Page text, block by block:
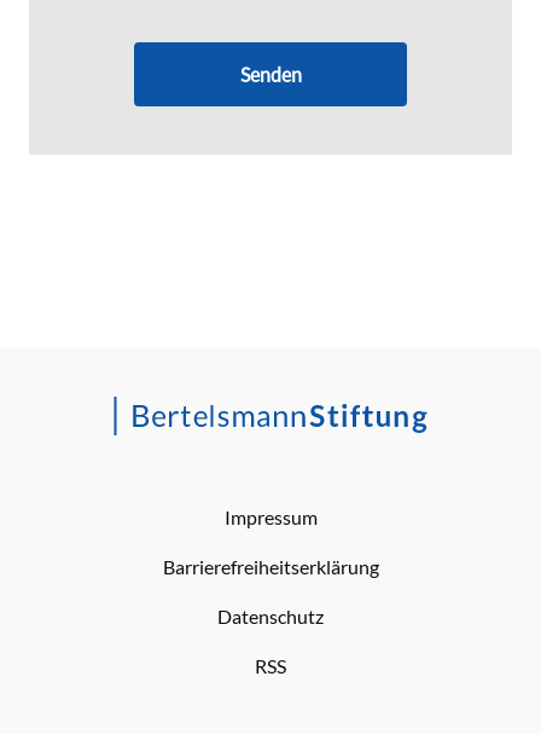
Senden
Impressum
Barrierefreiheitserklärung
Datenschutz
RSS